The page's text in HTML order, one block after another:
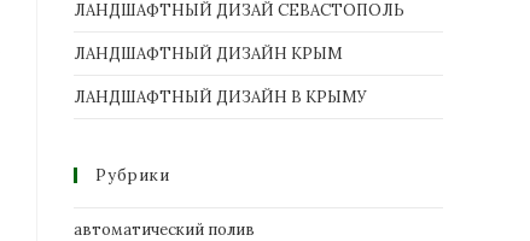
ЛАНДШАФТНЫЙ ДИЗАЙ СЕВАСТОПОЛЬ
ЛАНДШАФТНЫЙ ДИЗАЙН КРЫМ
ЛАНДШАФТНЫЙ ДИЗАЙН В КРЫМУ
Рубрики
автоматический полив